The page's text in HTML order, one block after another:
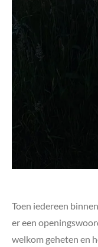
Toen iedereen
er een
welkom geheten en